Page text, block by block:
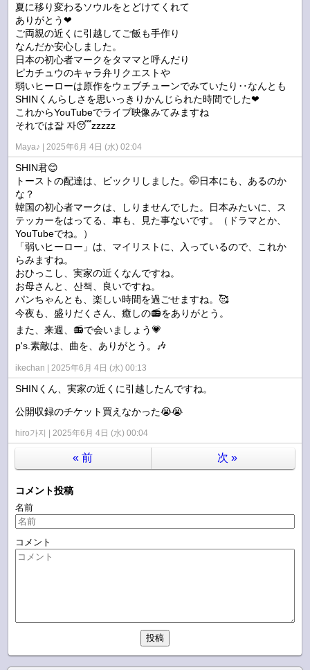
夏に移り変わるソウルをとどけてくれて
ありがとう❤
ご両親の近くに引越してご飯も手作り
なんだか安心しました。
日本の初心者マークをタママと呼んだり
ピカチュウのキャラ弁リクエストや
弱いヒーローは原作をウェブチューンでみていたり‥なんとも
SHINくんらしさを思いっきりかんじられた時間でした❤
これからYouTubeでライブ映像みてみますね
それでは잘 자😴zzzzz
Maya♪ 2025年6月 4日 (水) 02:04
SHIN君😊
トーストの配達は、ビックリしました。🤭日本にも、あるのか
な？
韓国の初心者マークは、しりませんでした。日本みたいに、ス
テッカーをはってる、車も、見た事ないです。（ドラマとか、
YouTubeでね。）
「弱いヒーロー」は、マイリストに、入っているので、これか
らみますね。
おひっこし、実家の近くなんですね。
お母さんと、산책、良いですね。
パンちゃんとも、楽しい時間を過ごせますね。🥰
今夜も、盛りだくさん、癒しの📻️をありがとう。
また、来週、📻️で会いましょう💗
p's.素敵は、曲を、ありがとう。🎶
ikechan 2025年6月 4日 (水) 00:13
SHINくん、実家の近くに引越したんですね。
公開収録のチケット買えなかった😭😭
hiro가지 2025年6月 4日 (水) 00:04
« 前 次 »
コメント投稿
名前
コメント